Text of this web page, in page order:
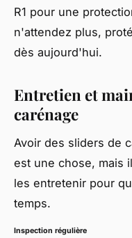
R1 pour une
n'attendez plus,
dès aujourd'hui.
Entretien et
carénage
Avoir des sliders de
est une chose, mais
les entretenir pour
temps.
Inspection régulière